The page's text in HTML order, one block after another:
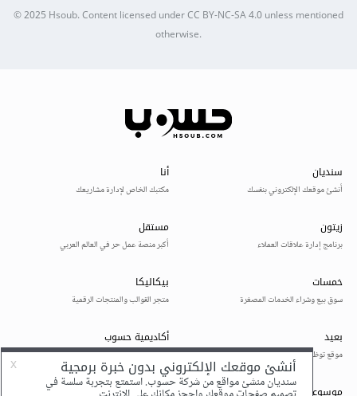
© 2025Hsoub.Content licensed underCC BY-NC-SA 4.0unless mentioned
otherwise.